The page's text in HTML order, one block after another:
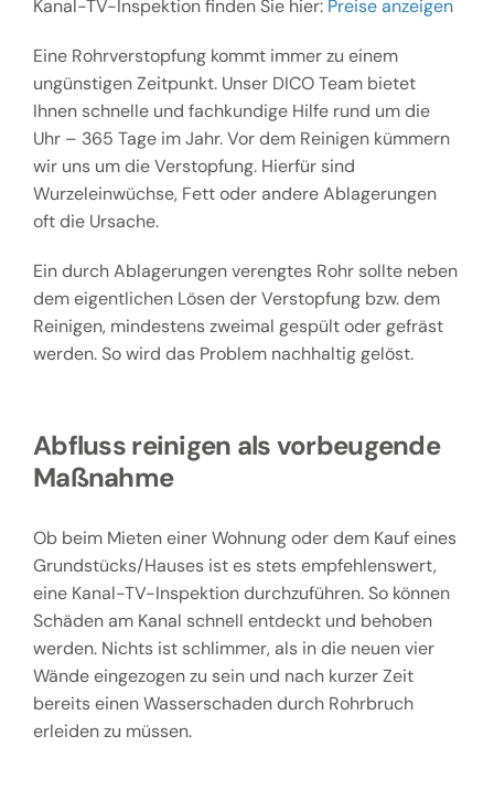
Kanal-TV-Inspektion finden Sie hier: Preise anzeigen
Eine Rohrverstopfung kommt immer zu einem
ungünstigen Zeitpunkt. Unser DICO Team bietet
Ihnen schnelle und fachkundige Hilfe rund um die
Uhr – 365 Tage im Jahr. Vor dem Reinigen kümmern
wir uns um die Verstopfung. Hierfür sind
Wurzeleinwüchse, Fett oder andere Ablagerungen
oft die Ursache.
Ein durch Ablagerungen verengtes Rohr sollte neben
dem eigentlichen Lösen der Verstopfung bzw. dem
Reinigen, mindestens zweimal gespült oder gefräst
werden. So wird das Problem nachhaltig gelöst.
Abfluss reinigen als vorbeugende
Maßnahme
Ob beim Mieten einer Wohnung oder dem Kauf eines
Grundstücks/Hauses ist es stets empfehlenswert,
eine Kanal-TV-Inspektion durchzuführen. So können
Schäden am Kanal schnell entdeckt und behoben
werden. Nichts ist schlimmer, als in die neuen vier
Wände eingezogen zu sein und nach kurzer Zeit
bereits einen Wasserschaden durch Rohrbruch
erleiden zu müssen.